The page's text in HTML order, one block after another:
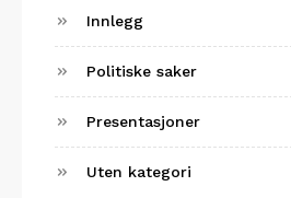
Innlegg
Politiske saker
Presentasjoner
Uten kategori